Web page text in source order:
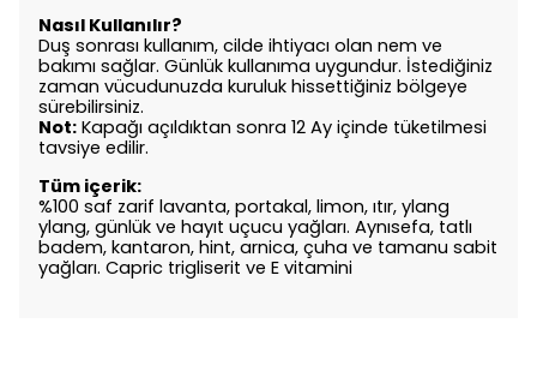
Nasıl Kullanılır?
Duş sonrası kullanım, cilde ihtiyacı olan nem ve
bakımı sağlar. Günlük kullanıma uygundur. İstediğiniz
zaman vücudunuzda kuruluk hissettiğiniz bölgeye
sürebilirsiniz.
Not: Kapağı açıldıktan sonra 12 Ay içinde tüketilmesi
tavsiye edilir.
Tüm içerik:
%100 saf zarif lavanta, portakal, limon, ıtır, ylang
ylang, günlük ve hayıt uçucu yağları. Aynısefa, tatlı
badem, kantaron, hint, arnica, çuha ve tamanu sabit
yağları. Capric trigliserit ve E vitamini